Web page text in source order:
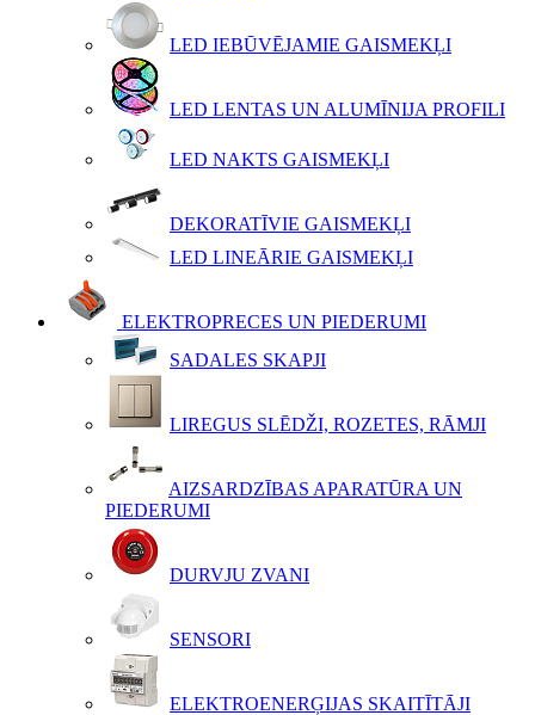
LED IEBŪVĒJAMIE GAISMEKĻI
LED LENTAS UN ALUMĪNIJA PROFILI
LED NAKTS GAISMEKĻI
DEKORATĪVIE GAISMEKĻI
LED LINEĀRIE GAISMEKĻI
ELEKTROPRECES UN PIEDERUMI
SADALES SKAPJI
LIREGUS SLĒDŽI, ROZETES, RĀMJI
AIZSARDZĪBAS APARATŪRA UN
PIEDERUMI
DURVJU ZVANI
SENSORI
ELEKTROENERĢIJAS SKAITĪTĀJI